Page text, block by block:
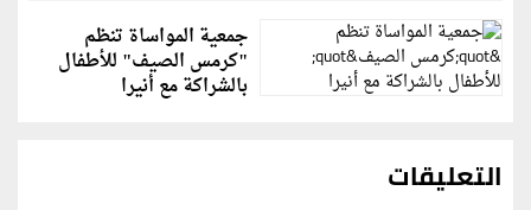
جمعية المواساة تنظم
"كرمس الصيف" للأطفال
بالشراكة مع أنيرا
التعليقات